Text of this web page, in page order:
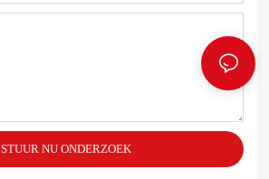
STUUR NU ONDERZOEK